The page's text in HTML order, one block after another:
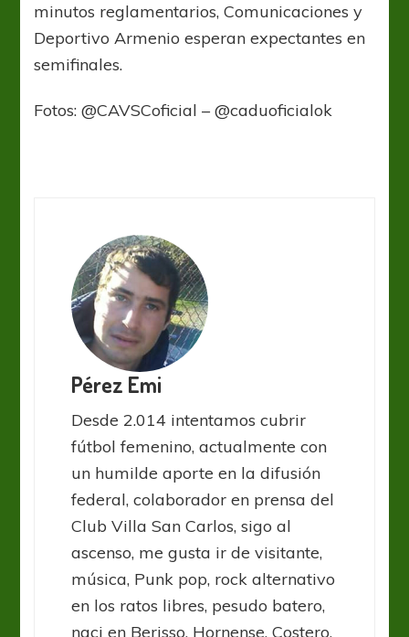
minutos reglamentarios, Comunicaciones y
Deportivo Armenio esperan expectantes en
semifinales.
Fotos: @CAVSCoficial – @caduoficialok
Pérez Emi
Desde 2.014 intentamos cubrir
fútbol femenino, actualmente con
un humilde aporte en la difusión
federal, colaborador en prensa del
Club Villa San Carlos, sigo al
ascenso, me gusta ir de visitante,
música, Punk pop, rock alternativo
en los ratos libres, pesudo batero,
naci en Berisso, Hornense, Costero.